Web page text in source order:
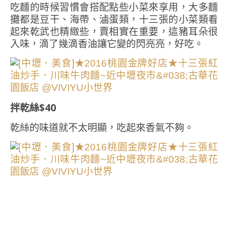
吃麵的時候習慣會搭配點些小菜來享用，大多麵
攤都是豆干、海帶、滷蛋類，十三張的小菜類看
起來乾武也精緻些，賣相實在重要，這豬耳朵很
入味，滴了幾滴香油讓它變的閃亮亮，好吃。
拌乾絲$40
乾絲的味道就不太明顯，吃起來香氣不夠。